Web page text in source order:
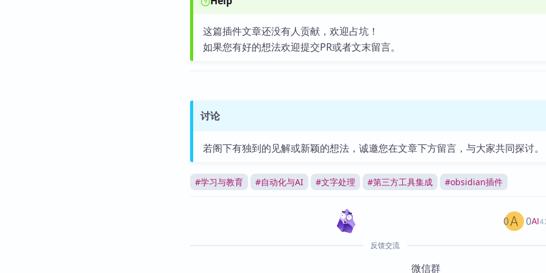
这篇插件文章还没有人贡献，欢迎占坑！
如果您有好的想法欢迎提交PR或者文末留言。
讨论
若阁下有独到的见解或新颖的想法，诚邀您在文章下方留言，与大家共同探讨。
#学习与教育 #自动化与AI #文字处理 #第三方工具集成 #obsidian插件
AI
0 0
反馈交流
微信群